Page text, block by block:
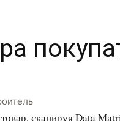
сканируя Data